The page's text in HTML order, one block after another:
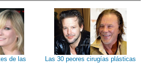
de las
Las 30 peores cirugías plásticas